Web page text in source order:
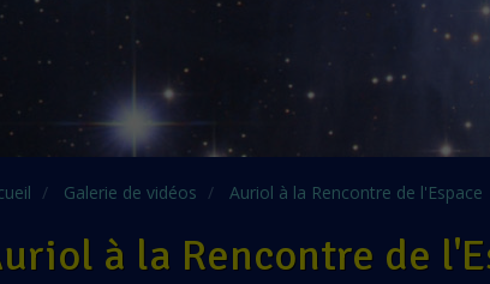
Galerie de vidéos Auriol à la Rencontre de l'Espace
à la Rencontre de